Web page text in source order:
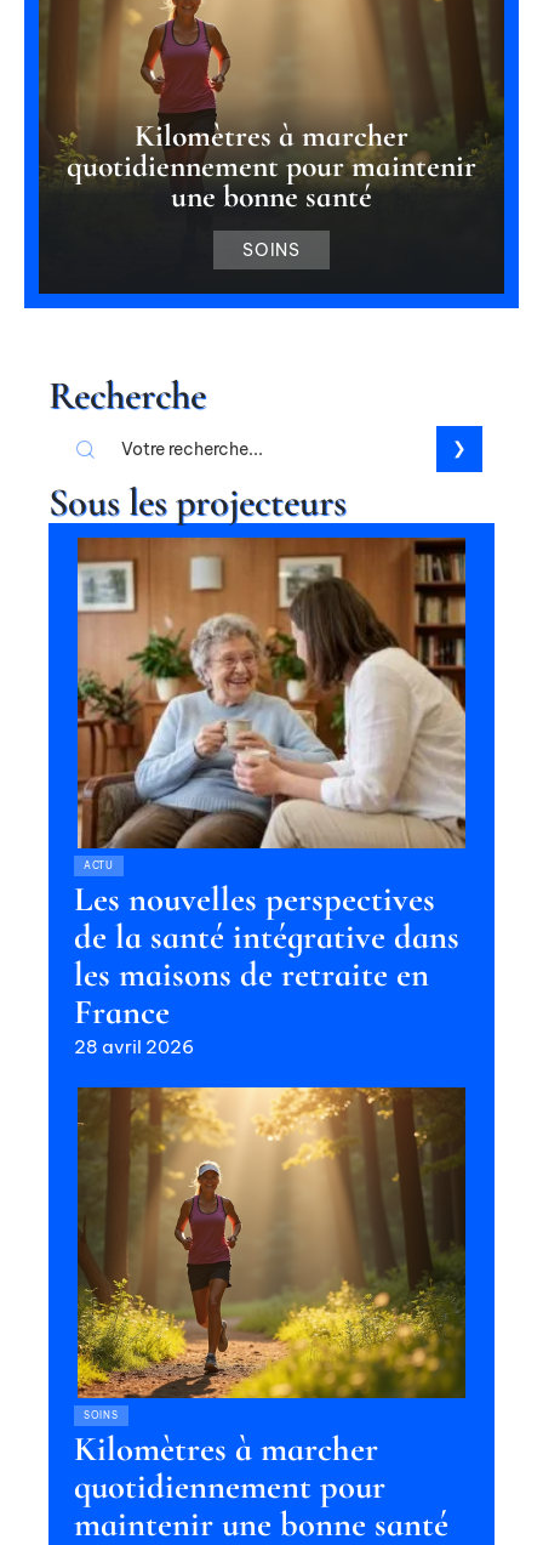
Kilomètres à marcher
quotidiennement pour maintenir
une bonne santé
SOINS
Recherche
Sous les projecteurs
ACTU
Les nouvelles perspectives
de la santé intégrative dans
les maisons de retraite en
France
28 avril 2026
SOINS
Kilomètres à marcher
quotidiennement pour
maintenir une bonne santé